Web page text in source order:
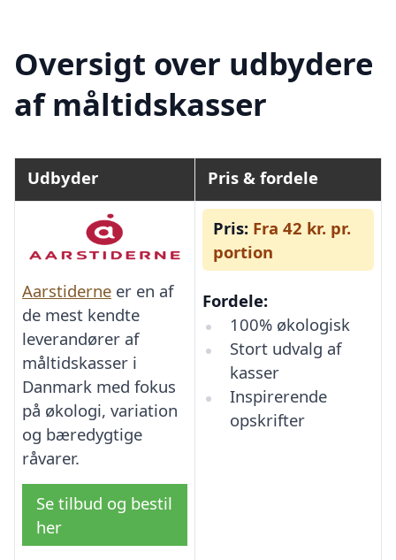
Oversigt over udbydere
af måltidskasser
Udbyder Pris & fordele
Aarstiderne er en af
de mest kendte
leverandører af
måltidskasser i
Danmark med fokus
på økologi, variation
og bæredygtige
råvarer.
Se tilbud og bestil
her
Pris: Fra 42 kr. pr.
portion
Fordele:
100% økologisk
Stort udvalg af
kasser
Inspirerende
opskrifter